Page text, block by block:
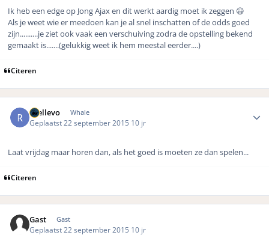
Ik heb een edge op Jong Ajax en dit werkt aardig moet ik zeggen 😃
Als je weet wie er meedoen kan je al snel inschatten of de odds goed
zijn..........je ziet ook vaak een verschuiving zodra de opstelling bekend
gemaakt is.......(gelukkig weet ik hem meestal eerder....)
Citeren
rhellevo Whale
Geplaatst 22 september 2015 10 jr
Laat vrijdag maar horen dan, als het goed is moeten ze dan spelen...
Citeren
Gast Gast
Geplaatst 22 september 2015 10 jr